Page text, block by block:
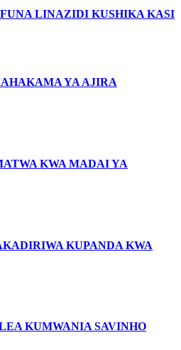
LINAZIDI KUSHIKA KASI
YA AJIRA
KWA MADAI YA
KUPANDA KWA
KUMWANIA SAVINHO